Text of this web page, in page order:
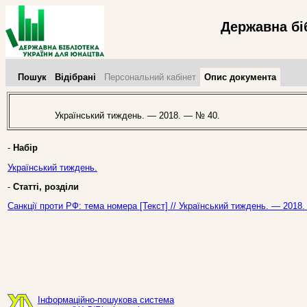
Державна
Пошук Відібрані Персональний кабінет Опис документа
Український тиждень. — 2018. — № 40.
- Набір
Український тиждень.
- Статті, розділи
Санкції проти РФ: тема номера [Текст] // Український тиждень. —
Інформаційно-пошукова система